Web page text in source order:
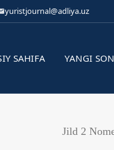
yuristjournal@adliya.uz
SAHIFA YANGI SON
Jild 2